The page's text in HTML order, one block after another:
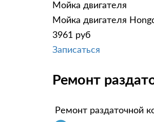
Мойка двигателя
Мойка двигателя
3961 руб
Записаться
Ремонт
Ремонт раздаточной